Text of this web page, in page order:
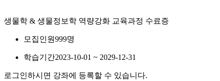
생물학 & 생물정보학 역량강화 교육과정 수료증
모집인원999명
학습기간2023-10-01 ~ 2029-12-31
로그인하시면 강좌에 등록할 수 있습니다.